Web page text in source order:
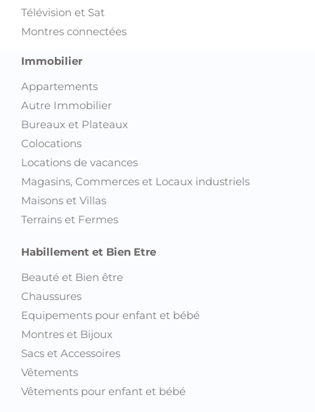
Télévision et Sat
Montres connectées
Immobilier
Appartements
Autre Immobilier
Bureaux et Plateaux
Colocations
Locations de vacances
Magasins, Commerces et Locaux industriels
Maisons et Villas
Terrains et Fermes
Habillement et Bien Etre
Beauté et Bien être
Chaussures
Equipements pour enfant et bébé
Montres et Bijoux
Sacs et Accessoires
Vêtements
Vêtements pour enfant et bébé